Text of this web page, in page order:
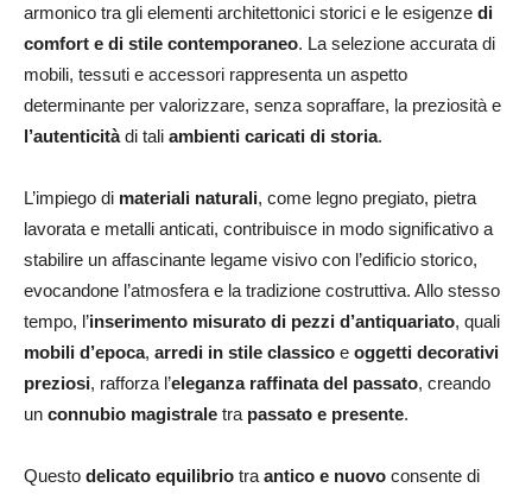
armonico tra gli elementi architettonici storici e le esigenze di
comfort e di stile contemporaneo. La selezione accurata di
mobili, tessuti e accessori rappresenta un aspetto
determinante per valorizzare, senza sopraffare, la preziosità e
l’autenticitàdi tali ambienti caricati di storia.
L’impiego di materiali naturali, come legno pregiato, pietra
lavorata e metalli anticati, contribuisce in modo significativo a
stabilire un affascinante legame visivo con l’edificio storico,
evocandone l’atmosfera e la tradizione costruttiva. Allo stesso
tempo, l’inserimento misurato di pezzi d’antiquariato, quali
mobili d’epoca, arredi in stile classico e oggetti decorativi
preziosi, rafforza l’eleganza raffinata del passato, creando
un connubio magistrale tra passato e presente.
Questo delicato equilibrio tra antico e nuovo consente di